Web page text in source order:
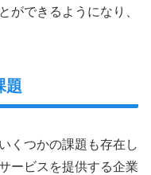
ができるようになり、
題
くつかの課題も存在し
ービスを提供する企業